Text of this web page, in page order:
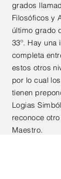
grados
Filosóficos y
último grado
33º. Hay una
completa
estos otros
por lo cual
tienen
Logias
reconoce
Maestro.